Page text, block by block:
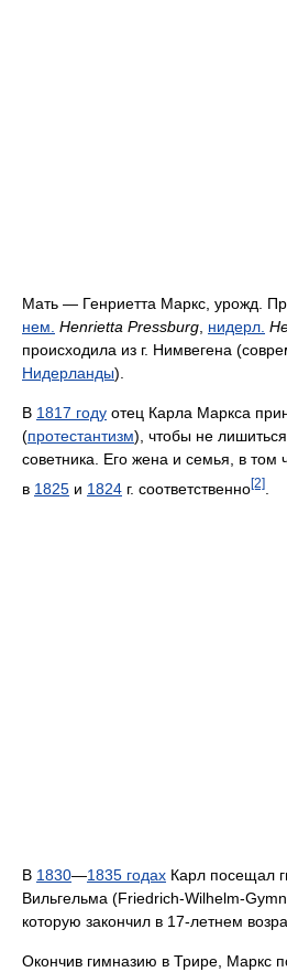
Мать — Генриетта Маркс, урожд.
нем. Henrietta Pressburg нидерл.
происходила из г. Нимвегена
Нидерланды).
В 1817 году отец Карла Маркса
(протестантизм), чтобы не
советника. Его жена и семья, в том
в 1825 и 1824 г. соответственно[2]
В 1830—1835 годах Карл посещал
Вильгельма (Friedrich-Wilhelm-
которую закончил в 17-летнем
Окончив гимназию в Трире, Маркс